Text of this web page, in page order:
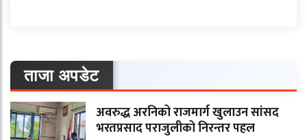
ताजा अपडेट
अवरुद्ध अरनिको राजमार्ग खुलाउन सांसद
भरतप्रसाद पराजुलीको निरन्तर पहल